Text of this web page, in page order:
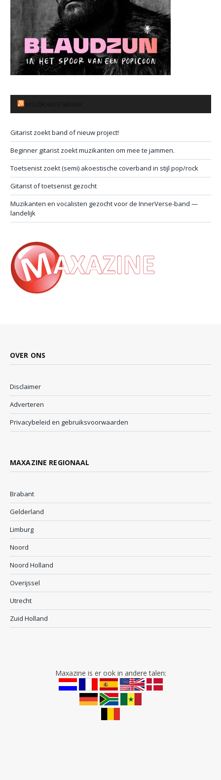
Gitarist zoekt band of nieuw project!
Beginner gitarist zoekt muzikanten om mee te jammen.
Toetsenist zoekt (semi) akoestische coverband in stijl pop/rock
Gitarist of toetsenist gezocht
Muzikanten en vocalisten gezocht voor de InnerVerse-band —
landelijk
OVER ONS
Disclaimer
Adverteren
Privacybeleid en gebruiksvoorwaarden
MAXAZINE REGIONAAL
Brabant
Gelderland
Limburg
Noord
Noord Holland
Overijssel
Utrecht
Zuid Holland
Maxazine is er ook in andere talen: